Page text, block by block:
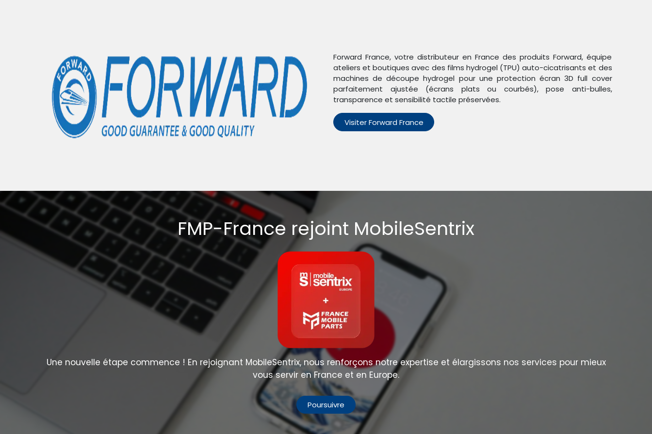
Accueil
Articles iMac A1418- 0 éléments Trier par : Étiquettes
Forward France, votre distributeur en France des produits Forward, équipe
ateliers et boutiques avec des films hydrogel (TPU) auto-cicatrisants et des
machines de découpe hydrogel pour une protection écran 3D full cover
parfaitement ajustée (écrans plats ou courbés), pose anti-bulles,
transparence et sensibilité tactile préservées.
Visiter Forward France
FMP-France rejoint MobileSentrix
Une nouvelle étape commence ! En rejoignant MobileSentrix, nous renforçons notre expertise et élargissons nos services pour mieux
vous servir en France et en Europe.
Poursuivre